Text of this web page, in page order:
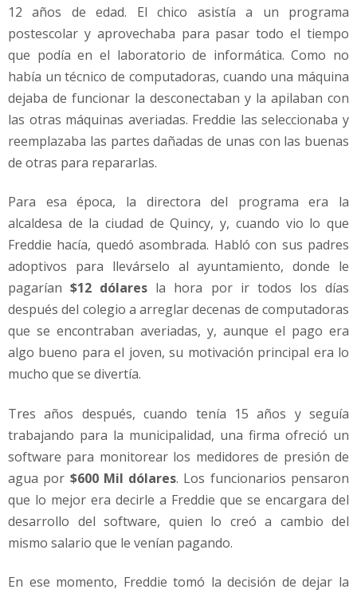
12 años de edad. El chico asistía a un programa
postescolar y aprovechaba para pasar todo el tiempo
que podía en el laboratorio de informática. Como no
había un técnico de computadoras, cuando una máquina
dejaba de funcionar la desconectaban y la apilaban con
las otras máquinas averiadas. Freddie las seleccionaba y
reemplazaba las partes dañadas de unas con las buenas
de otras para repararlas.
Para esa época, la directora del programa era la
alcaldesa de la ciudad de Quincy, y, cuando vio lo que
Freddie hacía, quedó asombrada. Habló con sus padres
adoptivos para llevárselo al ayuntamiento, donde le
pagarían$12 dólares la hora por ir todos los días
después del colegio a arreglar decenas de computadoras
que se encontraban averiadas, y, aunque el pago era
algo bueno para el joven, su motivación principal era lo
mucho que se divertía.
Tres años después, cuando tenía 15 años y seguía
trabajando para la municipalidad, una firma ofreció un
software para monitorear los medidores de presión de
agua por $600 Mil dólares. Los funcionarios pensaron
que lo mejor era decirle a Freddie que se encargara del
desarrollo del software, quien lo creó a cambio del
mismo salario que le venían pagando.
En ese momento, Freddie tomó la decisión de dejar la